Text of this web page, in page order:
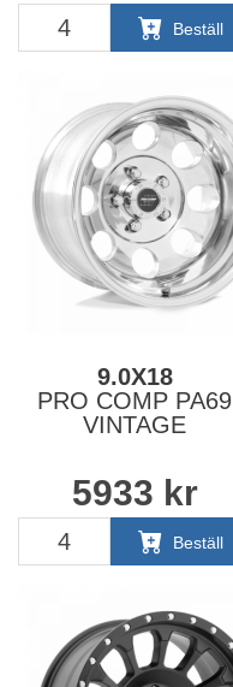
Beställ
9.0X18
PRO COMP PA69
VINTAGE
5933 kr
Beställ